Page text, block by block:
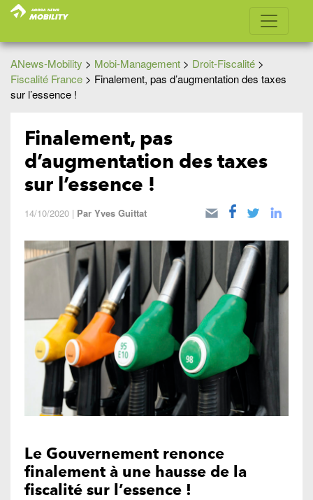
ANews-Mobility > Mobi-Management > Droit-Fiscalité >
Fiscalité France > Finalement, pas d’augmentation des taxes
sur l’essence !
Finalement, pas
d’augmentation des taxes
sur l’essence !
14/10/2020 | Par Yves Guittat
Le Gouvernement renonce
finalement à une hausse de la
fiscalité sur l’essence !